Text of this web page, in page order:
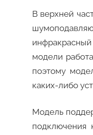
В верхней
модели
поэтому
каких-либо
Модель
подключения